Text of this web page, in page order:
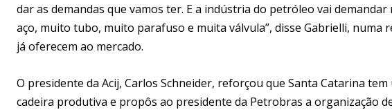
dar as demandas que vamos ter. E a indústria do petróleo vai
aço, muito tubo, muito parafuso e muita válvula”, disse Gabrielli, numa
já oferecem ao mercado.
O presidente da Acij, Carlos Schneider, reforçou que Santa Catarina
cadeira produtiva e propôs ao presidente da Petrobras a organização